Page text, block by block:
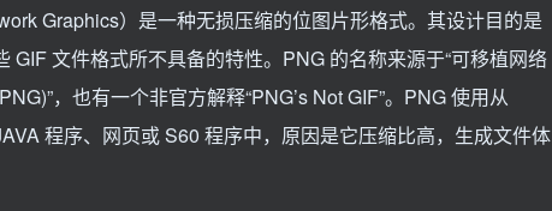
Graphics）是一种无损压缩的位图片形格式。其设计目的是
GIF 文件格式所不具备的特性。PNG 的名称来源于“可移植网络
，也有一个非官方解释“PNG’s Not GIF”。PNG 使用从
程序、网页或 S60 程序中，原因是它压缩比高，生成文件体